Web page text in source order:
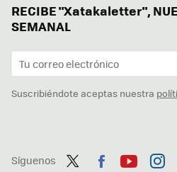
RECIBE "Xatakaletter",
SEMANAL
Suscribiéndote aceptas nuestra
Síguenos